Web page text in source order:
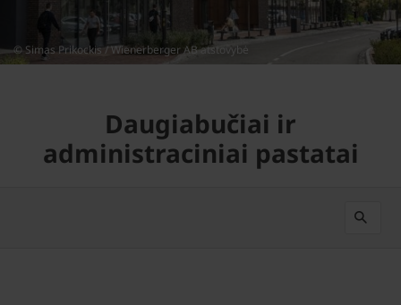
© Simas Prikockis / Wienerberger AB atstovybė
Daugiabučiai ir
administraciniai pastatai